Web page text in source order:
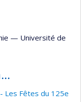
— Université de
Les Fêtes du 125e